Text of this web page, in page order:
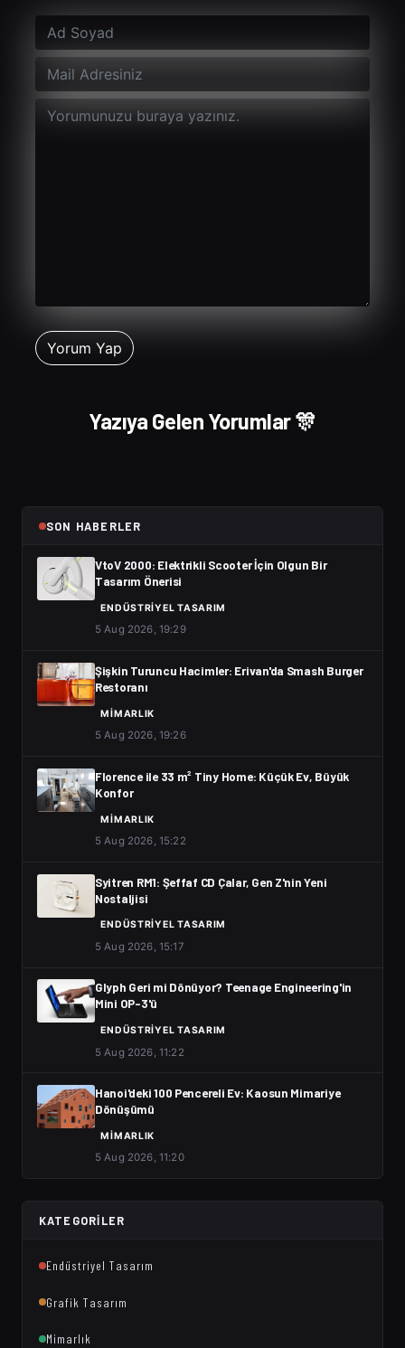
Yazıya Gelen Yorumlar 🎊
SON HABERLER
VtoV 2000: Elektrikli Scooter İçin Olgun Bir
Tasarım Önerisi
ENDÜSTRIYEL TASARIM
5 Aug 2026, 19:29
Şişkin Turuncu Hacimler: Erivan'da Smash Burger
Restoranı
MIMARLIK
5 Aug 2026, 19:26
Florence ile 33 m² Tiny Home: Küçük Ev, Büyük
Konfor
MIMARLIK
5 Aug 2026, 15:22
Syitren RM1: Şeffaf CD Çalar, Gen Z'nin Yeni
Nostaljisi
ENDÜSTRIYEL TASARIM
5 Aug 2026, 15:17
Glyph Geri mi Dönüyor? Teenage Engineering'in
Mini OP-3'ü
ENDÜSTRIYEL TASARIM
5 Aug 2026, 11:22
Hanoi'deki 100 Pencereli Ev: Kaosun Mimariye
Dönüşümü
MIMARLIK
5 Aug 2026, 11:20
KATEGORILER
Endüstriyel Tasarım
Grafik Tasarım
Mimarlık